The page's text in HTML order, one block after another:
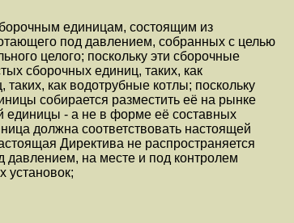
единицам, состоящим из
под давлением, собранных с целью
целого; поскольку эти сборочные
сборочных единиц, таких, как
как водотрубные котлы; поскольку
собирается разместить её на рынке
единицы - а не в форме её составных
должна соответствовать настоящей
Директива не распространяется
давлением, на месте и под контролем
установок;